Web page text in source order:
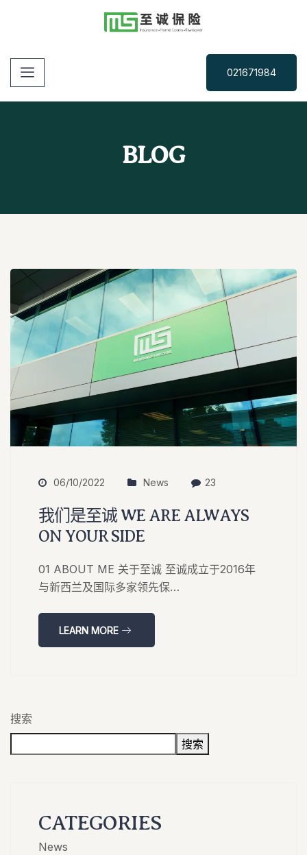
021671984
BLOG
06/10/2022 News 23
我们是至诚 WE ARE ALWAYS
ON YOUR SIDE
01 ABOUT ME 关于至诚 至诚成立于2016年
与新西兰及国际多家领先保…
LEARN MORE
搜索
搜索
CATEGORIES
News